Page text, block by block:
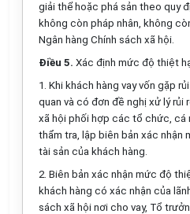
giải thể hoặc phá sản theo quy
không còn pháp nhân, không
Ngân hàng Chính sách xã hội.
Điều 5. Xác định mức độ thiệt
1. Khi khách hàng vay vốn gặp
quan và có đơn đề nghị xử lý rủi
xã hội phối hợp các tổ chức, cá
thẩm tra, lập biên bản xác nhận
tài sản của khách hàng.
2. Biên bản xác nhận mức độ
khách hàng có xác nhận của
sách xã hội nơi cho vay, Tổ